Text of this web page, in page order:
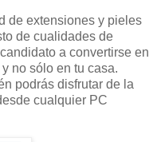
de extensiones y pieles
de cualidades de
a convertirse en
no sólo en tu casa.
podrás disfrutar de la
cualquier PC